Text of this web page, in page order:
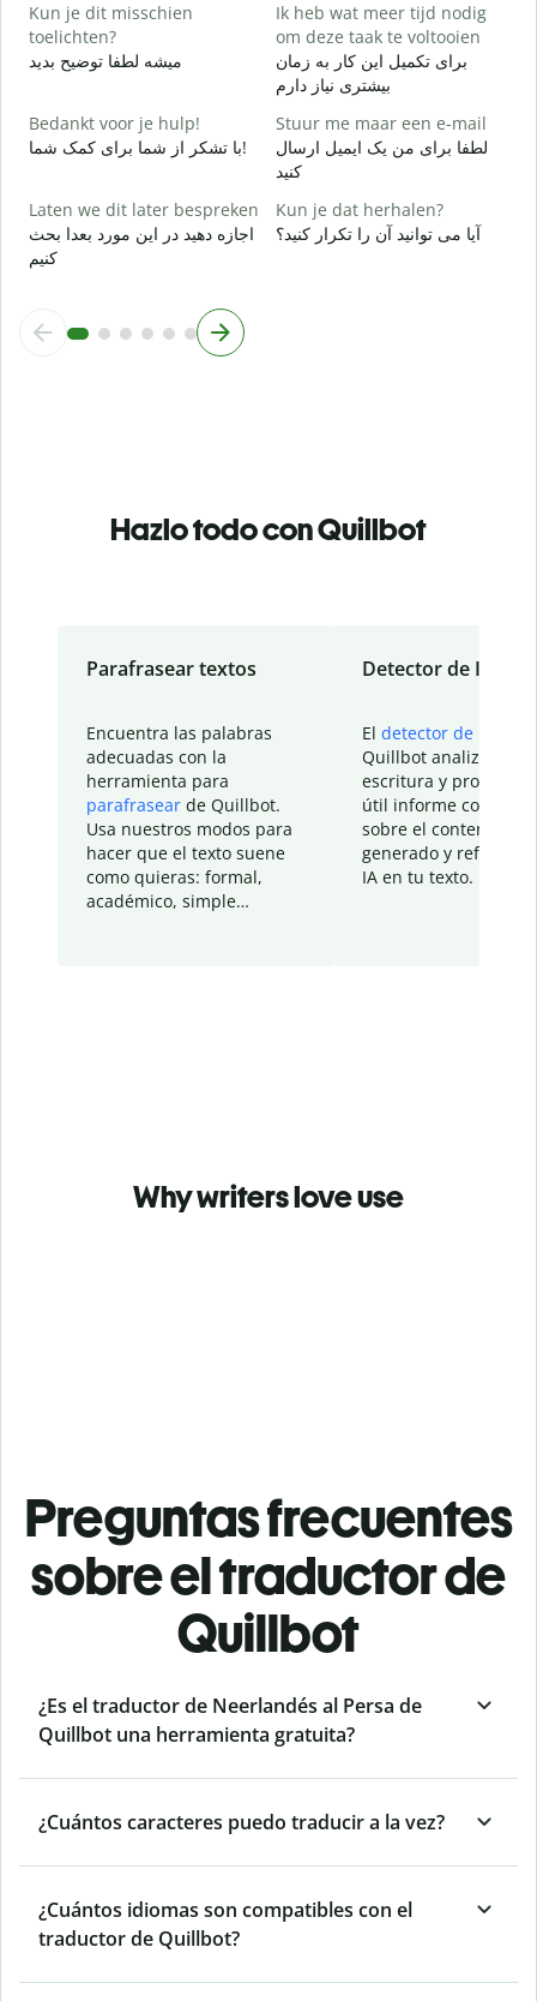
Kun je dit misschien
toelichten?
میشه لطفا توضیح بدید
Ik heb wat meer tijd nodig
om deze taak te voltooien
برای تکمیل این کار به زمان
بیشتری نیاز دارم
Bedankt voor je hulp!
با تشکر از شما برای کمک شما!
Stuur me maar een e-mail
لطفا برای من یک ایمیل ارسال
کنید
Laten we dit later bespreken
اجازه دهید در این مورد بعدا بحث
کنیم
Kun je dat herhalen?
آیا می توانید آن را تکرار کنید؟
Hazlo todo con Quillbot
Parafrasear textos
Encuentra las palabras
adecuadas con la
herramienta para
parafrasear de Quillbot.
Usa nuestros modos para
hacer que el texto suene
como quieras: formal,
académico, simple…
Detector de IA
El detector de IA
Quillbot analiza tu
escritura y
útil informe con
sobre el contenido
generado y refinado
IA en tu texto.
Why writers love use
Preguntas frecuentes
sobre el traductor de
Quillbot
¿Es el traductor de Neerlandés al Persa de
Quillbot una herramienta gratuita?
¿Cuántos caracteres puedo traducir a la vez?
¿Cuántos idiomas son compatibles con el
traductor de Quillbot?